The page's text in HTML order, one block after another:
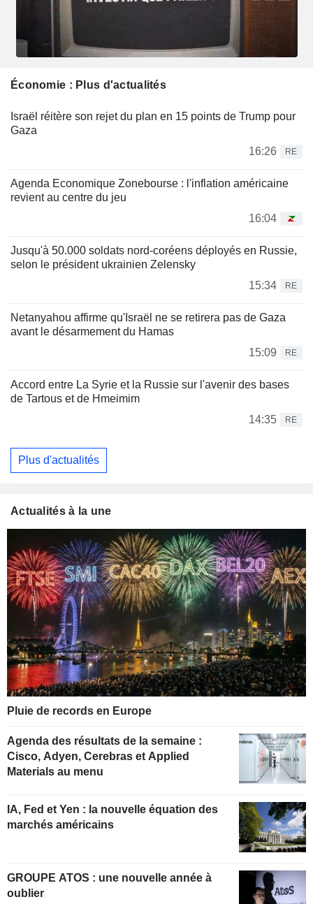
Économie : Plus d'actualités
Israël réitère son rejet du plan en 15 points de Trump pour
Gaza
16:26
RE
Agenda Economique Zonebourse : l'inflation américaine
revient au centre du jeu
16:04
Jusqu'à 50.000 soldats nord-coréens déployés en Russie,
selon le président ukrainien Zelensky
15:34
RE
Netanyahou affirme qu'Israël ne se retirera pas de Gaza
avant le désarmement du Hamas
15:09
RE
Accord entre La Syrie et la Russie sur l'avenir des bases
de Tartous et de Hmeimim
14:35
RE
Plus d'actualités
Actualités à la une
Pluie de records en Europe
Agenda des résultats de la semaine :
Cisco, Adyen, Cerebras et Applied
Materials au menu
IA, Fed et Yen : la nouvelle équation des
marchés américains
GROUPE ATOS : une nouvelle année à
oublier